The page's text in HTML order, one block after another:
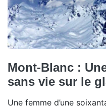
Mont-Blanc :
sans vie sur le
Une femme d’une